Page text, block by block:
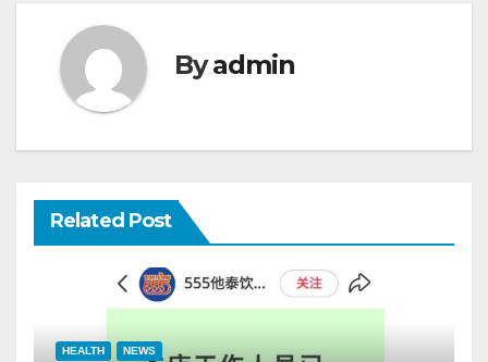
Byadmin
Related Post
HEALTH NEWS